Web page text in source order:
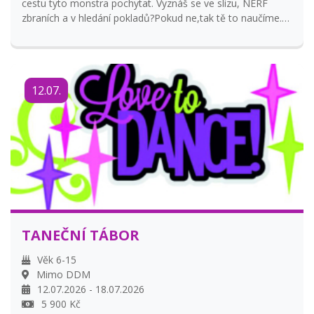
cestu tyto monstra pochytat. Vyznáš se ve slizu, NERF
zbraních a v hledání pokladů?Pokud ne,tak tě to naučíme.
12.07.
TANEČNÍ TÁBOR
Věk 6-15
Mimo DDM
12.07.2026 - 18.07.2026
5 900 Kč